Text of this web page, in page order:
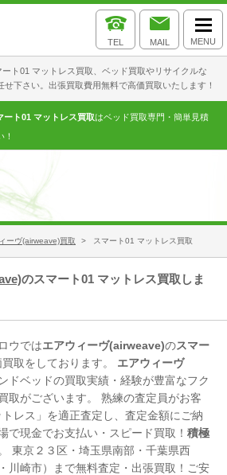
ト01 マットレス買取、ベッド買取やリサイクルな
せ下さい。出張買取費用無料で高価買取いたします！
TEL MAIL MENU
ート01 マットレス買取はベッド買取専門・簡単見積
ーヴ(airweave)買取 > スマート01 マットレス買取
のスマート01 マットレス買取しま
ウではエアウィーヴ(airweave)のスマー
買取をしております。 エアウィーヴ
ドベッドの買取実績・経験が豊富なフク
取がございます。 熟練の査定員がお客
レス」を適正査定し、査定金額にご納
で現金でお支払い・スピード買取！ 積極
東京２３区・埼玉県南部・千葉県西
川崎市）まで無料査定・出張買取！ご安